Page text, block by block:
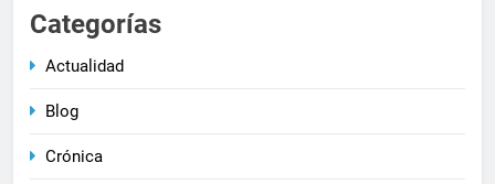
Categorías
Actualidad
Blog
Crónica